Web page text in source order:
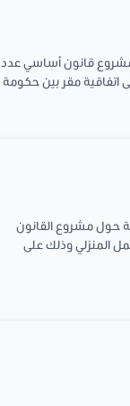
عدد 118/2020 يتعلّق بتنظيم العمل المنزلي، مشروع قانون أساسي عدد
مقاعدها ومشروع قانون أساســـي عدد 05/2020 يتعلّق بالموافقة على اتفاقية مقر بين حكومة
2021 لنظر والمصادقة على تقريري اللجنة حول مشروع القانون
بالمؤهلات المتعلقة بالتعليم العالي ومشروع القانون عدد 2020/118 المتعلق بالعمل المنزلي وذلك على